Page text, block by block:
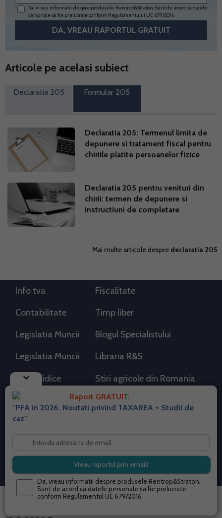
Da, vreau informatii despre produsele Rentrop&Straton. Sunt de acord ca datele
personale sa fie prelucrate conform Regulamentului UE 679/2016
Articole pe acelasi subiect
Declaratia 205 Formular 205
Declaratia 205: Termenul limita de
depunere si tratament fiscal pentru
chiriile platite persoanelor fizice
Declaratia 205 pentru venituri din
chirii: termen de depunere si
instructiuni de completare
Mai multe articole despre declaratia 205
keyboard_arrow_down
Raport GRATUIT:
"PFA in 2026. Noutati privind TAXAREA + Studii de
caz"
Da, vreau informatii despre produsele Rentrop&Straton.
Sunt de acord ca datele personale sa fie prelucrate
conform Regulamentul UE 679/2016
Info tva Fiscalitate
Contabilitate Timp liber
Legislatia Muncii Blogul Specialistului
Legislatia Muncii Libraria R&S
Stiri juridice Stiri agricole din Romania
AdSense Idei de afaceri
RSS Flux RSS 2.0
Despre cookies
Parterneri PortalPFA
Termeni si conditii
Contact
© 2026 portalpfa.ro. Toate drepturile rezervate.